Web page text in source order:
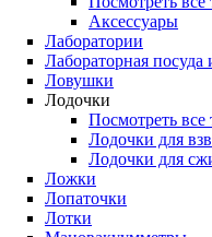
Аксессуары
Лаборатории
Лабораторная посуда
Ловушки
Лодочки
Посмотреть все
Лодочки для
Лодочки для
Ложки
Лопаточки
Лотки